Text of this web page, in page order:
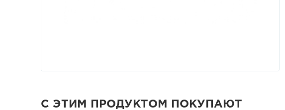
С ЭТИМ ПРОДУКТОМ ПОКУПАЮТ